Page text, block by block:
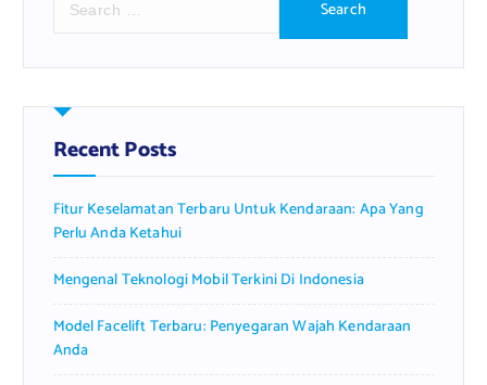
r
h
f
o
:
Recent Posts
Fitur Keselamatan Terbaru Untuk Kendaraan: Apa Yang
Perlu Anda Ketahui
Mengenal Teknologi Mobil Terkini Di Indonesia
Model Facelift Terbaru: Penyegaran Wajah Kendaraan
Anda